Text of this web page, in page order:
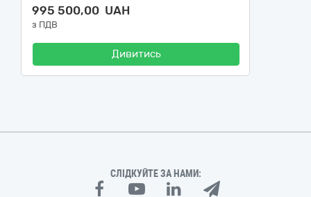
995 500,00 UAH
з ПДВ
Дивитись
СЛІДКУЙТЕ ЗА НАМИ: